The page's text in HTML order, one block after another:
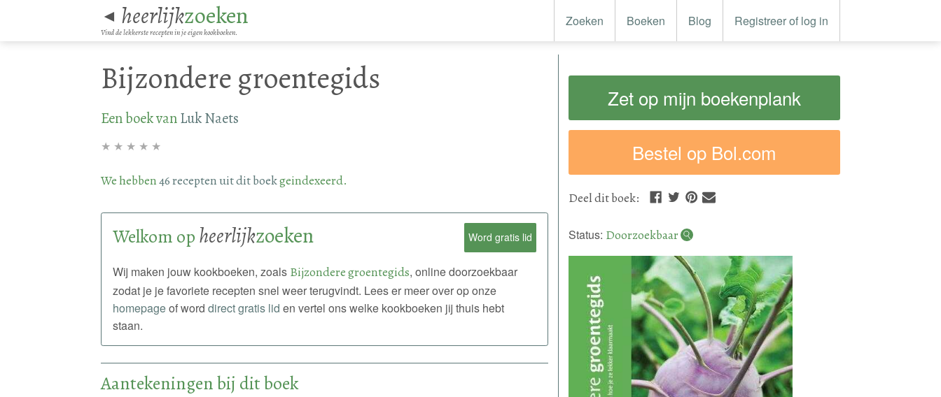
◄ heerlijkzoeken
Vind de lekkerste recepten in je eigen kookboeken.
Zoeken Boeken Blog Registreer of log in
Bijzondere groentegids
Een boek vanLuk Naets
★ ★ ★ ★ ★
We hebben46 recepten uit dit boekgeindexeerd.
Word gratis lid
Welkom op heerlijkzoeken
Wij maken jouw kookboeken, zoals Bijzondere groentegids, online doorzoekbaar
zodat je je favoriete recepten snel weer terugvindt. Lees er meer over op onze
homepageof word direct gratis lid en vertel ons welke kookboeken jij thuis hebt
staan.
Aantekeningen bij dit boek
Zet op mijn boekenplank
Bestel op Bol.com
Deeldit boek:
Status: Doorzoekbaar